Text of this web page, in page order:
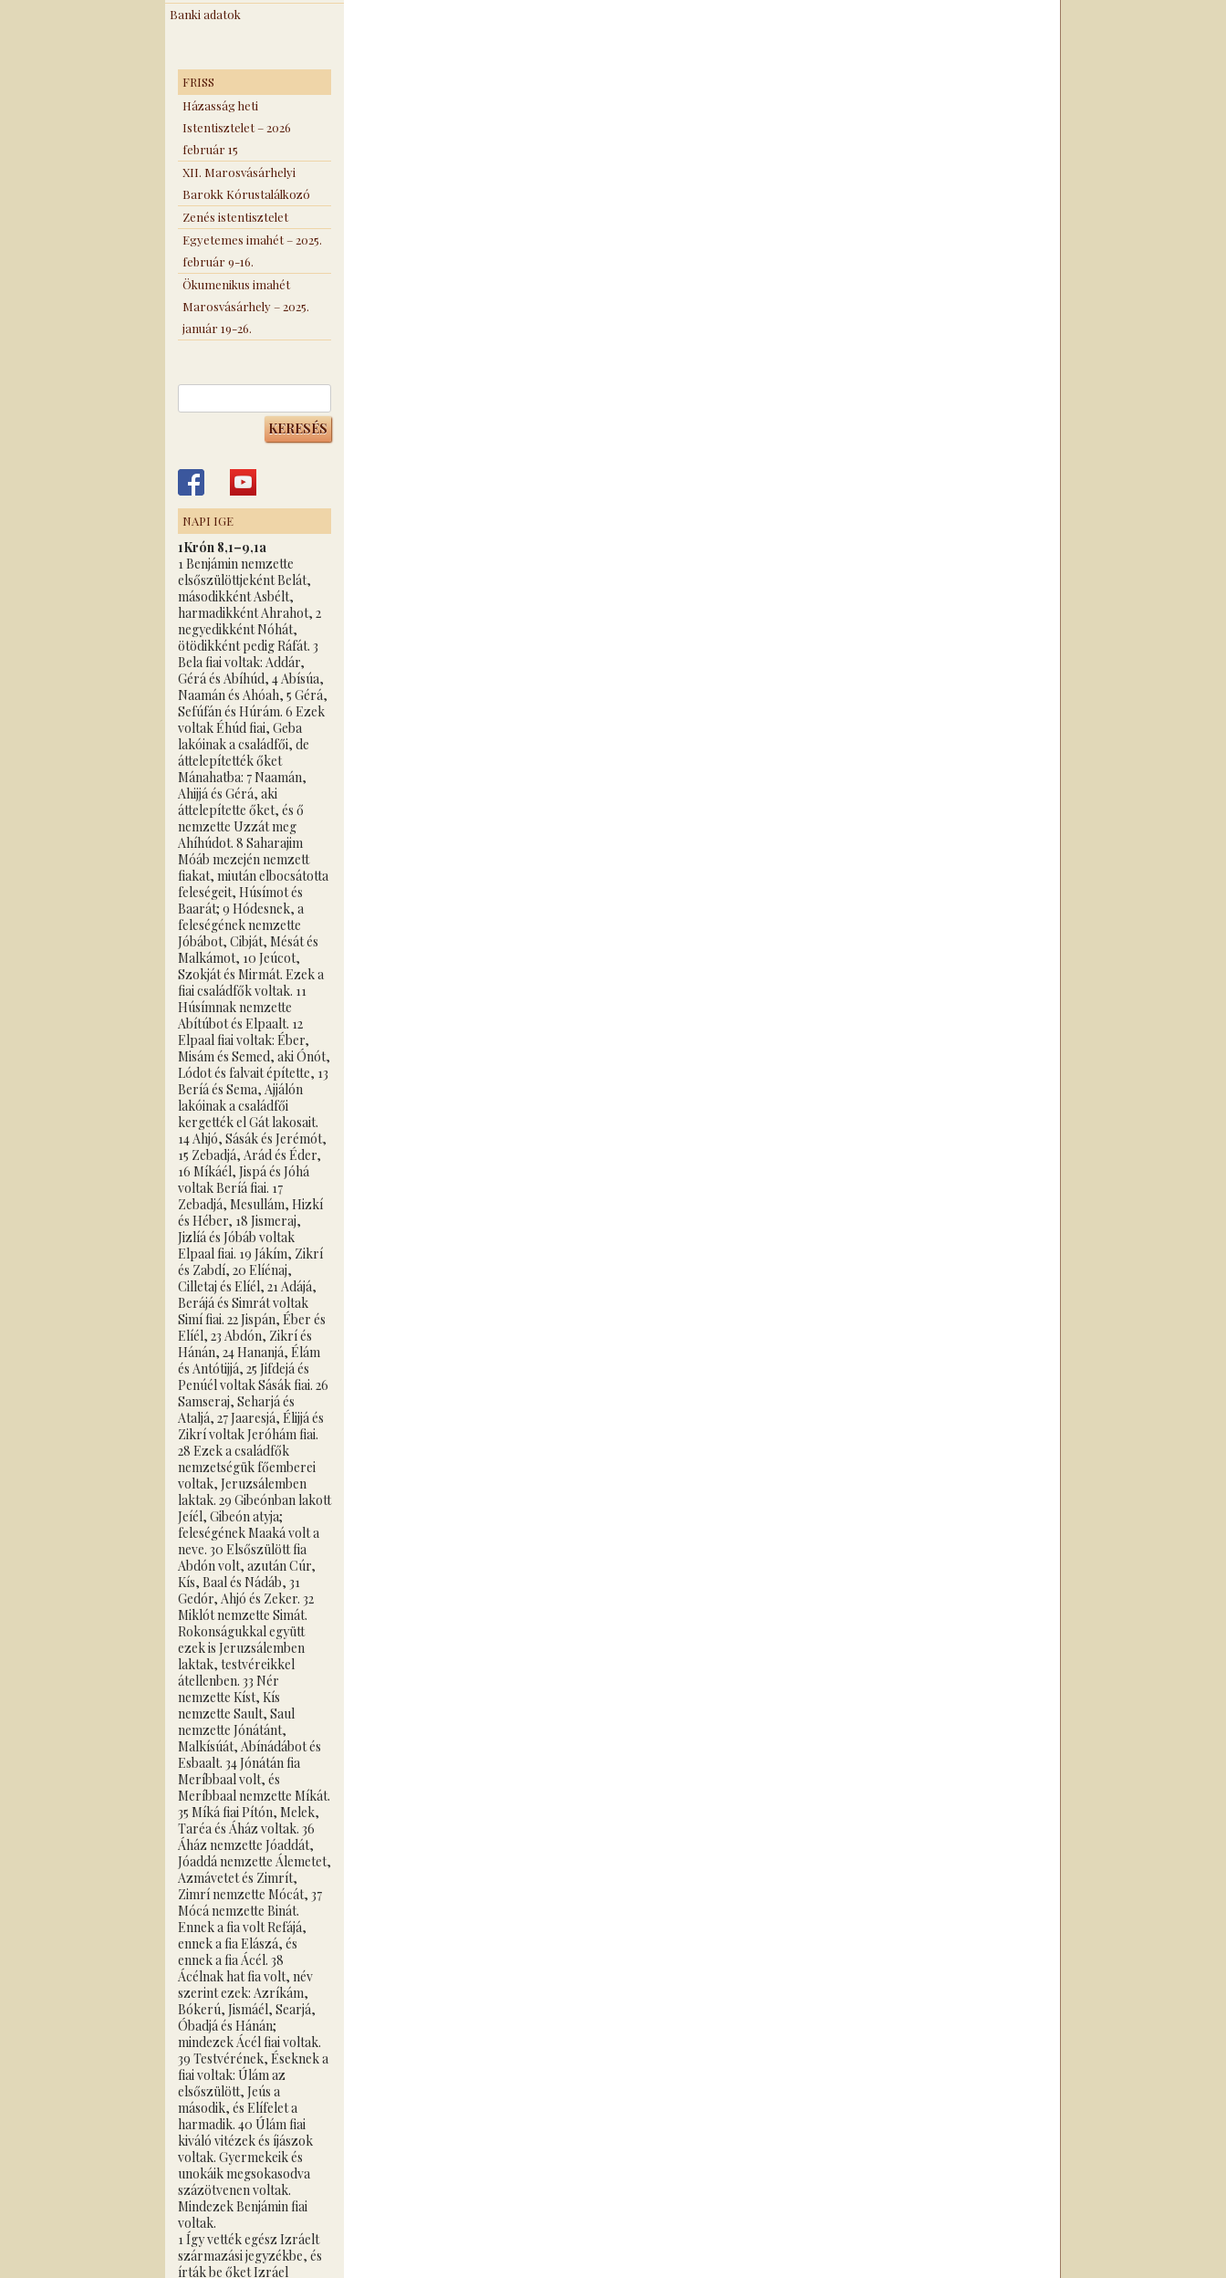
Banki adatok
FRISS
Házasság heti
Istentisztelet – 2026
február 15
XII. Marosvásárhelyi
Barokk Kórustalálkozó
Zenés istentisztelet
Egyetemes imahét – 2025.
február 9-16.
Ökumenikus imahét
Marosvásárhely – 2025.
január 19-26.
NAPI IGE
1Krón 8,1–9,1a
1 Benjámin nemzette
elsőszülöttjeként Belát,
másodikként Asbélt,
harmadikként Ahrahot, 2
negyedikként Nóhát,
ötödikként pedig Ráfát. 3
Bela fiai voltak: Addár,
Gérá és Abíhúd, 4 Abísúa,
Naamán és Ahóah, 5 Gérá,
Sefúfán és Húrám. 6 Ezek
voltak Éhúd fiai, Geba
lakóinak a családfői, de
áttelepítették őket
Mánahatba: 7 Naamán,
Ahijjá és Gérá, aki
áttelepítette őket, és ő
nemzette Uzzát meg
Ahíhúdot. 8 Saharajim
Móáb mezején nemzett
fiakat, miután elbocsátotta
feleségeit, Húsímot és
Baarát; 9 Hódesnek, a
feleségének nemzette
Jóbábot, Cibját, Mésát és
Malkámot, 10 Jeúcot,
Szokját és Mirmát. Ezek a
fiai családfők voltak. 11
Húsímnak nemzette
Abítúbot és Elpaalt. 12
Elpaal fiai voltak: Éber,
Misám és Semed, aki Ónót,
Lódot és falvait építette, 13
Beríá és Sema, Ajjálón
lakóinak a családfői
kergették el Gát lakosait.
14 Ahjó, Sásák és Jerémót,
15 Zebadjá, Arád és Éder,
16 Míkáél, Jispá és Jóhá
voltak Beríá fiai. 17
Zebadjá, Mesullám, Hizkí
és Héber, 18 Jismeraj,
Jizlíá és Jóbáb voltak
Elpaal fiai. 19 Jákím, Zikrí
és Zabdí, 20 Elíénaj,
Cilletaj és Elíél, 21 Adájá,
Berájá és Simrát voltak
Simí fiai. 22 Jispán, Éber és
Elíél, 23 Abdón, Zikrí és
Hánán, 24 Hananjá, Élám
és Antótijjá, 25 Jifdejá és
Penúél voltak Sásák fiai. 26
Samseraj, Seharjá és
Ataljá, 27 Jaaresjá, Élijjá és
Zikrí voltak Jeróhám fiai.
28 Ezek a családfők
nemzetségük főemberei
voltak, Jeruzsálemben
laktak. 29 Gibeónban lakott
Jeíél, Gibeón atyja;
feleségének Maaká volt a
neve. 30 Elsőszülött fia
Abdón volt, azután Cúr,
Kís, Baal és Nádáb, 31
Gedór, Ahjó és Zeker. 32
Miklót nemzette Simát.
Rokonságukkal együtt
ezek is Jeruzsálemben
laktak, testvéreikkel
átellenben. 33 Nér
nemzette Kíst, Kís
nemzette Sault, Saul
nemzette Jónátánt,
Malkísúát, Abínádábot és
Esbaalt. 34 Jónátán fia
Meríbbaal volt, és
Meríbbaal nemzette Míkát.
35 Míká fiai Pítón, Melek,
Taréa és Áház voltak. 36
Áház nemzette Jóaddát,
Jóaddá nemzette Álemetet,
Azmávetet és Zimrít,
Zimrí nemzette Mócát, 37
Mócá nemzette Binát.
Ennek a fia volt Refájá,
ennek a fia Elászá, és
ennek a fia Ácél. 38
Ácélnak hat fia volt, név
szerint ezek: Azríkám,
Bókerú, Jismáél, Searjá,
Óbadjá és Hánán;
mindezek Ácél fiai voltak.
39 Testvérének, Éseknek a
fiai voltak: Úlám az
elsőszülött, Jeús a
második, és Elífelet a
harmadik. 40 Úlám fiai
kiváló vitézek és íjászok
voltak. Gyermekeik és
unokáik megsokasodva
százötvenen voltak.
Mindezek Benjámin fiai
voltak.
1 Így vették egész Izráelt
származási jegyzékbe, és
írták be őket Izráel